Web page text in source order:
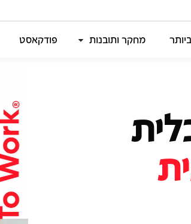
מחקר ותובנות פודקאסט